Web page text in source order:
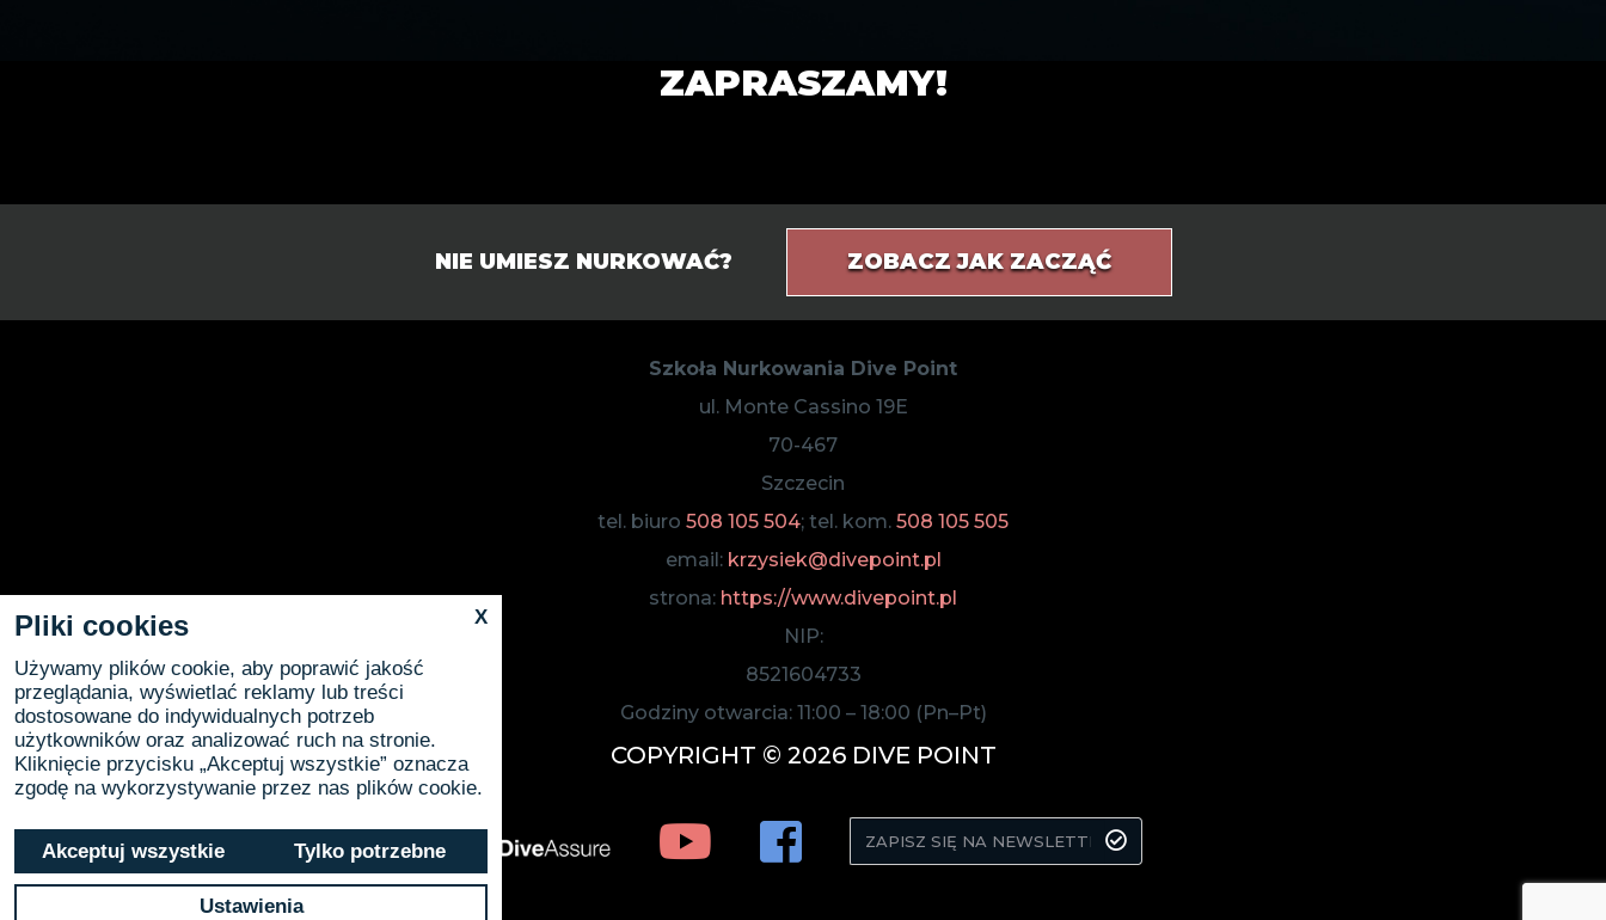
ZAPRASZAMY!
NIE UMIESZ NURKOWAĆ? ZOBACZ JAK ZACZĄĆ
Szkoła Nurkowania Dive Point
ul. Monte Cassino 19E
70-467
Szczecin
tel. biuro 508 105 504; tel. kom. 508 105 505
email: krzysiek@divepoint.pl
strona: https://www.divepoint.pl
NIP:
8521604733
Godziny otwarcia: 11:00 – 18:00 (Pn–Pt)
COPYRIGHT © 2026 DIVE POINT
X
Pliki cookies
Używamy plików cookie, aby poprawić jakość
przeglądania, wyświetlać reklamy lub treści
dostosowane do indywidualnych potrzeb
użytkowników oraz analizować ruch na stronie.
Kliknięcie przycisku „Akceptuj wszystkie” oznacza
zgodę na wykorzystywanie przez nas plików cookie.
Akceptuj wszystkie Tylko potrzebne
Ustawienia